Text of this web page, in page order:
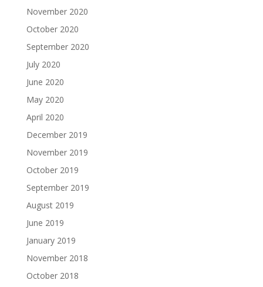
November 2020
October 2020
September 2020
July 2020
June 2020
May 2020
April 2020
December 2019
November 2019
October 2019
September 2019
August 2019
June 2019
January 2019
November 2018
October 2018